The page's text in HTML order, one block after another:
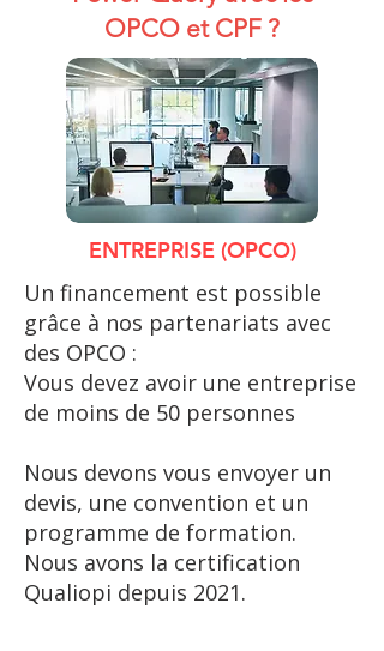
OPCO et CPF​ ?
ENTREPRISE (OPCO)
Un financement est possible
grâce à nos partenariats avec
des OPCO :​​​
Vous devez avoir une entreprise
de moins de 50 personnes
Nous devons vous envoyer un
devis, une convention et un
programme de formation.​​
Nous avons la certification
Qualiopi depuis 2021.